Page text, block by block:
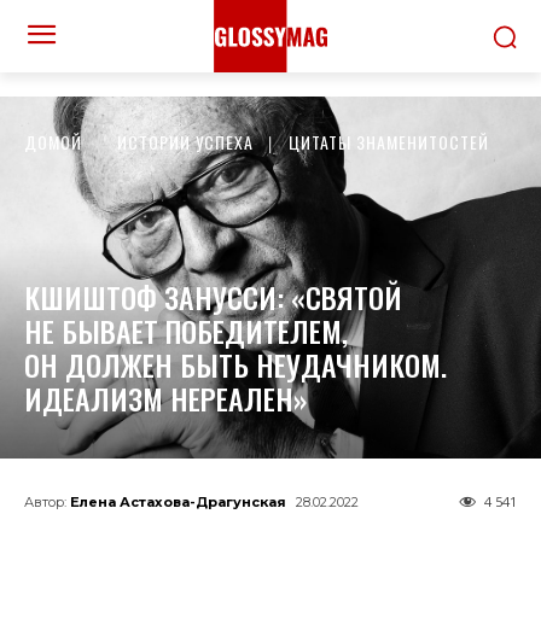
ДОМОЙ ИСТОРИИ УСПЕХА ЦИТАТЫ ЗНАМЕНИТОСТЕЙ
КШИШТОФ ЗАНУССИ: «CВЯТОЙ
НЕ БЫВАЕТ ПОБЕДИТЕЛЕМ,
ОН ДОЛЖЕН БЫТЬ НЕУДАЧНИКОМ.
ИДЕАЛИЗМ НЕРЕАЛЕН»
Автор: Елена Астахова-Драгунская 28.02.2022 4 541